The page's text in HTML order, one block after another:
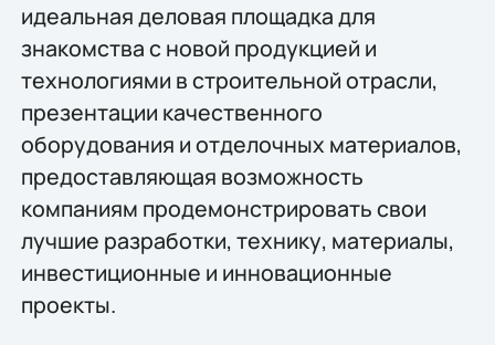
идеальная деловая площадка для
знакомства с новой продукцией и
технологиями в строительной отрасли,
презентации качественного
оборудования и отделочных материалов,
предоставляющая возможность
компаниям продемонстрировать свои
лучшие разработки, технику, материалы,
инвестиционные и инновационные
проекты.